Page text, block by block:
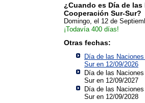
¿Cuando es Día de
Cooperación Sur-Sur?
Domingo, el 12 de
¡Todavía 400 días!
Otras fechas:
Día de las
Sur en 12/09/2026
Día de las
Sur en 12/09/2027
Día de las
Sur en 12/09/2028